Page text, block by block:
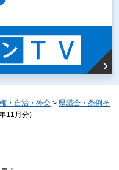
・自治・外交 > 県議会・条例そ
11月分)